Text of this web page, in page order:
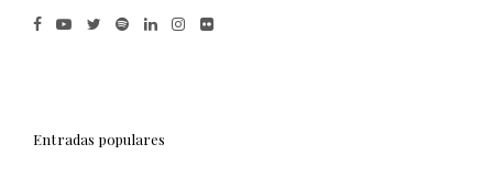
Entradas populares